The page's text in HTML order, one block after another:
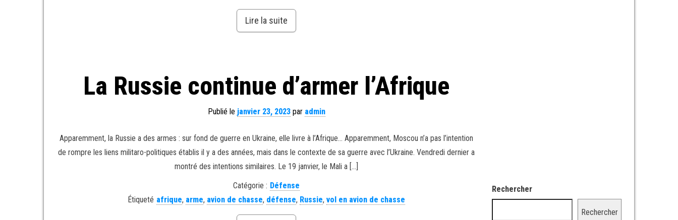
Lire la suite
La Russie continue d’armer l’Afrique
Publié le janvier 23, 2023par admin
Apparemment, la Russie a des armes : sur fond de guerre en Ukraine, elle livre à l’Afrique… Apparemment, Moscou n’a pas l’intention
de rompre les liens militaro-politiques établis il y a des années, mais dans le contexte de sa guerre avec l’Ukraine. Vendredi dernier a
montré des intentions similaires. Le 19 janvier, le Mali a […]
Catégorie : Défense
Étiqueté afrique, arme, avion de chasse, défense, Russie,vol en avion de chasse
Rechercher
Rechercher